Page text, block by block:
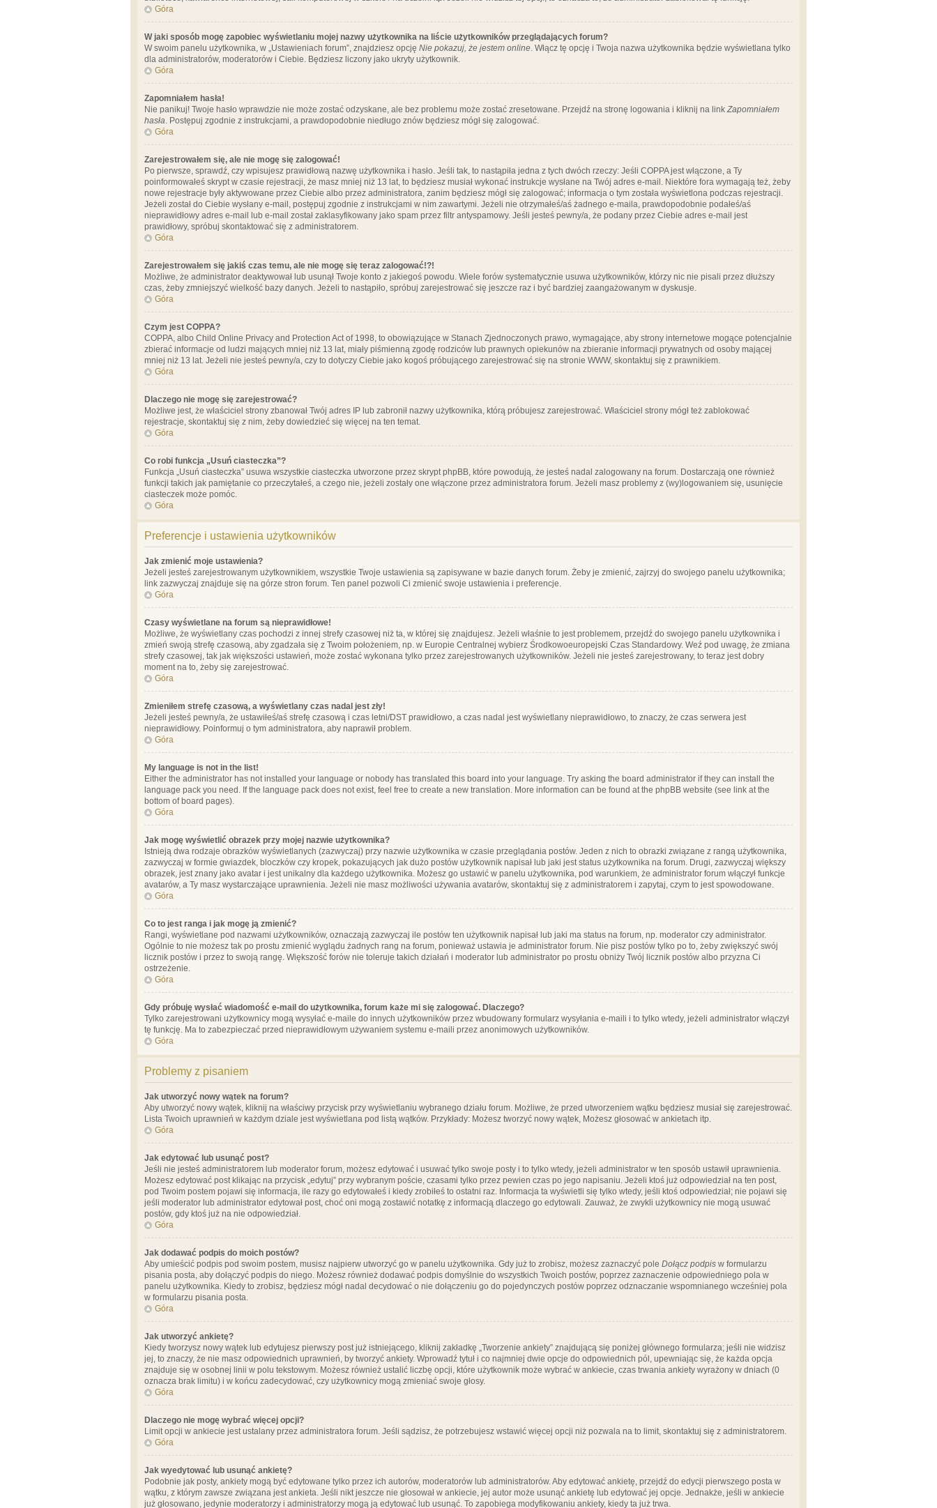
Góra
W jaki sposób mogę zapobiec wyświetlaniu mojej nazwy użytkownika na liście użytkowników przeglądających forum?
W swoim panelu użytkownika, w „Ustawieniach forum”, znajdziesz opcję Nie pokazuj, że jestem online. Włącz tę opcję i Twoja nazwa użytkownika będzie wyświetlana tylko
dla administratorów, moderatorów i Ciebie. Będziesz liczony jako ukryty użytkownik.
Góra
Zapomniałem hasła!
Nie panikuj! Twoje hasło wprawdzie nie może zostać odzyskane, ale bez problemu może zostać zresetowane. Przejdź na stronę logowania i kliknij na link Zapomniałem
hasła. Postępuj zgodnie z instrukcjami, a prawdopodobnie niedługo znów będziesz mógł się zalogować.
Góra
Zarejestrowałem się, ale nie mogę się zalogować!
Po pierwsze, sprawdź, czy wpisujesz prawidłową nazwę użytkownika i hasło. Jeśli tak, to nastąpiła jedna z tych dwóch rzeczy: Jeśli COPPA jest włączone, a Ty
poinformowałeś skrypt w czasie rejestracji, że masz mniej niż 13 lat, to będziesz musiał wykonać instrukcje wysłane na Twój adres e-mail. Niektóre fora wymagają też, żeby
nowe rejestracje były aktywowane przez Ciebie albo przez administratora, zanim będziesz mógł się zalogować; informacja o tym została wyświetlona podczas rejestracji.
Jeżeli został do Ciebie wysłany e-mail, postępuj zgodnie z instrukcjami w nim zawartymi. Jeżeli nie otrzymałeś/aś żadnego e-maila, prawdopodobnie podałeś/aś
nieprawidłowy adres e-mail lub e-mail został zaklasyfikowany jako spam przez filtr antyspamowy. Jeśli jesteś pewny/a, że podany przez Ciebie adres e-mail jest
prawidłowy, spróbuj skontaktować się z administratorem.
Góra
Zarejestrowałem się jakiś czas temu, ale nie mogę się teraz zalogować!?!
Możliwe, że administrator deaktywował lub usunął Twoje konto z jakiegoś powodu. Wiele forów systematycznie usuwa użytkowników, którzy nic nie pisali przez dłuższy
czas, żeby zmniejszyć wielkość bazy danych. Jeżeli to nastąpiło, spróbuj zarejestrować się jeszcze raz i być bardziej zaangażowanym w dyskusje.
Góra
Czym jest COPPA?
COPPA, albo Child Online Privacy and Protection Act of 1998, to obowiązujące w Stanach Zjednoczonych prawo, wymagające, aby strony internetowe mogące potencjalnie
zbierać informacje od ludzi mających mniej niż 13 lat, miały piśmienną zgodę rodziców lub prawnych opiekunów na zbieranie informacji prywatnych od osoby mającej
mniej niż 13 lat. Jeżeli nie jesteś pewny/a, czy to dotyczy Ciebie jako kogoś próbującego zarejestrować się na stronie WWW, skontaktuj się z prawnikiem.
Góra
Dlaczego nie mogę się zarejestrować?
Możliwe jest, że właściciel strony zbanował Twój adres IP lub zabronił nazwy użytkownika, którą próbujesz zarejestrować. Właściciel strony mógł też zablokować
rejestracje, skontaktuj się z nim, żeby dowiedzieć się więcej na ten temat.
Góra
Co robi funkcja „Usuń ciasteczka”?
Funkcja „Usuń ciasteczka” usuwa wszystkie ciasteczka utworzone przez skrypt phpBB, które powodują, że jesteś nadal zalogowany na forum. Dostarczają one również
funkcji takich jak pamiętanie co przeczytałeś, a czego nie, jeżeli zostały one włączone przez administratora forum. Jeżeli masz problemy z (wy)logowaniem się, usunięcie
ciasteczek może pomóc.
Góra
Preferencje i ustawienia użytkowników
Jak zmienić moje ustawienia?
Jeżeli jesteś zarejestrowanym użytkownikiem, wszystkie Twoje ustawienia są zapisywane w bazie danych forum. Żeby je zmienić, zajrzyj do swojego panelu użytkownika;
link zazwyczaj znajduje się na górze stron forum. Ten panel pozwoli Ci zmienić swoje ustawienia i preferencje.
Góra
Czasy wyświetlane na forum są nieprawidłowe!
Możliwe, że wyświetlany czas pochodzi z innej strefy czasowej niż ta, w której się znajdujesz. Jeżeli właśnie to jest problemem, przejdź do swojego panelu użytkownika i
zmień swoją strefę czasową, aby zgadzała się z Twoim położeniem, np. w Europie Centralnej wybierz Środkowoeuropejski Czas Standardowy. Weź pod uwagę, że zmiana
strefy czasowej, tak jak większości ustawień, może zostać wykonana tylko przez zarejestrowanych użytkowników. Jeżeli nie jesteś zarejestrowany, to teraz jest dobry
moment na to, żeby się zarejestrować.
Góra
Zmieniłem strefę czasową, a wyświetlany czas nadal jest zły!
Jeżeli jesteś pewny/a, że ustawiłeś/aś strefę czasową i czas letni/DST prawidłowo, a czas nadal jest wyświetlany nieprawidłowo, to znaczy, że czas serwera jest
nieprawidłowy. Poinformuj o tym administratora, aby naprawił problem.
Góra
My language is not in the list!
Either the administrator has not installed your language or nobody has translated this board into your language. Try asking the board administrator if they can install the
language pack you need. If the language pack does not exist, feel free to create a new translation. More information can be found at the phpBB website (see link at the
bottom of board pages).
Góra
Jak mogę wyświetlić obrazek przy mojej nazwie użytkownika?
Istnieją dwa rodzaje obrazków wyświetlanych (zazwyczaj) przy nazwie użytkownika w czasie przeglądania postów. Jeden z nich to obrazki związane z rangą użytkownika,
zazwyczaj w formie gwiazdek, bloczków czy kropek, pokazujących jak dużo postów użytkownik napisał lub jaki jest status użytkownika na forum. Drugi, zazwyczaj większy
obrazek, jest znany jako avatar i jest unikalny dla każdego użytkownika. Możesz go ustawić w panelu użytkownika, pod warunkiem, że administrator forum włączył funkcje
avatarów, a Ty masz wystarczające uprawnienia. Jeżeli nie masz możliwości używania avatarów, skontaktuj się z administratorem i zapytaj, czym to jest spowodowane.
Góra
Co to jest ranga i jak mogę ją zmienić?
Rangi, wyświetlane pod nazwami użytkowników, oznaczają zazwyczaj ile postów ten użytkownik napisał lub jaki ma status na forum, np. moderator czy administrator.
Ogólnie to nie możesz tak po prostu zmienić wyglądu żadnych rang na forum, ponieważ ustawia je administrator forum. Nie pisz postów tylko po to, żeby zwiększyć swój
licznik postów i przez to swoją rangę. Większość forów nie toleruje takich działań i moderator lub administrator po prostu obniży Twój licznik postów albo przyzna Ci
ostrzeżenie.
Góra
Gdy próbuję wysłać wiadomość e-mail do użytkownika, forum każe mi się zalogować. Dlaczego?
Tylko zarejestrowani użytkownicy mogą wysyłać e-maile do innych użytkowników przez wbudowany formularz wysyłania e-maili i to tylko wtedy, jeżeli administrator włączył
tę funkcję. Ma to zabezpieczać przed nieprawidłowym używaniem systemu e-maili przez anonimowych użytkowników.
Góra
Problemy z pisaniem
Jak utworzyć nowy wątek na forum?
Aby utworzyć nowy wątek, kliknij na właściwy przycisk przy wyświetlaniu wybranego działu forum. Możliwe, że przed utworzeniem wątku będziesz musiał się zarejestrować.
Lista Twoich uprawnień w każdym dziale jest wyświetlana pod listą wątków. Przykłady: Możesz tworzyć nowy wątek, Możesz głosować w ankietach itp.
Góra
Jak edytować lub usunąć post?
Jeśli nie jesteś administratorem lub moderator forum, możesz edytować i usuwać tylko swoje posty i to tylko wtedy, jeżeli administrator w ten sposób ustawił uprawnienia.
Możesz edytować post klikając na przycisk „edytuj” przy wybranym poście, czasami tylko przez pewien czas po jego napisaniu. Jeżeli ktoś już odpowiedział na ten post,
pod Twoim postem pojawi się informacja, ile razy go edytowałeś i kiedy zrobiłeś to ostatni raz. Informacja ta wyświetli się tylko wtedy, jeśli ktoś odpowiedział; nie pojawi się
jeśli moderator lub administrator edytował post, choć oni mogą zostawić notatkę z informacją dlaczego go edytowali. Zauważ, że zwykli użytkownicy nie mogą usuwać
postów, gdy ktoś już na nie odpowiedział.
Góra
Jak dodawać podpis do moich postów?
Aby umieścić podpis pod swoim postem, musisz najpierw utworzyć go w panelu użytkownika. Gdy już to zrobisz, możesz zaznaczyć pole Dołącz podpis w formularzu
pisania posta, aby dołączyć podpis do niego. Możesz również dodawać podpis domyślnie do wszystkich Twoich postów, poprzez zaznaczenie odpowiedniego pola w
panelu użytkownika. Kiedy to zrobisz, będziesz mógł nadal decydować o nie dołączeniu go do pojedynczych postów poprzez odznaczanie wspomnianego wcześniej pola
w formularzu pisania posta.
Góra
Jak utworzyć ankietę?
Kiedy tworzysz nowy wątek lub edytujesz pierwszy post już istniejącego, kliknij zakładkę „Tworzenie ankiety” znajdującą się poniżej głównego formularza; jeśli nie widzisz
jej, to znaczy, że nie masz odpowiednich uprawnień, by tworzyć ankiety. Wprowadź tytuł i co najmniej dwie opcje do odpowiednich pól, upewniając się, że każda opcja
znajduje się w osobnej linii w polu tekstowym. Możesz również ustalić liczbę opcji, które użytkownik może wybrać w ankiecie, czas trwania ankiety wyrażony w dniach (0
oznacza brak limitu) i w końcu zadecydować, czy użytkownicy mogą zmieniać swoje głosy.
Góra
Dlaczego nie mogę wybrać więcej opcji?
Limit opcji w ankiecie jest ustalany przez administratora forum. Jeśli sądzisz, że potrzebujesz wstawić więcej opcji niż pozwala na to limit, skontaktuj się z administratorem.
Góra
Jak wyedytować lub usunąć ankietę?
Podobnie jak posty, ankiety mogą być edytowane tylko przez ich autorów, moderatorów lub administratorów. Aby edytować ankietę, przejdź do edycji pierwszego posta w
wątku, z którym zawsze związana jest ankieta. Jeśli nikt jeszcze nie głosował w ankiecie, jej autor może usunąć ankietę lub edytować jej opcje. Jednakże, jeśli w ankiecie
już głosowano, jedynie moderatorzy i administratorzy mogą ją edytować lub usunąć. To zapobiega modyfikowaniu ankiety, kiedy ta już trwa.